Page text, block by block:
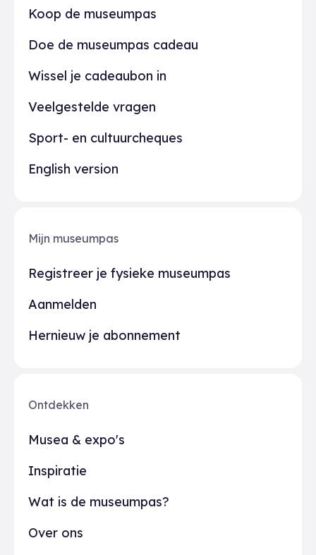
Praktisch
Koop de museumpas
Doe de museumpas cadeau
Wissel je cadeaubon in
Veelgestelde vragen
Sport- en cultuurcheques
English version
Ontdekken
Musea & expo's
Inspiratie
Wat is de museumpas?
Over ons
Mijn museumpas
Registreer je fysieke museumpas
Aanmelden
Hernieuw je abonnement